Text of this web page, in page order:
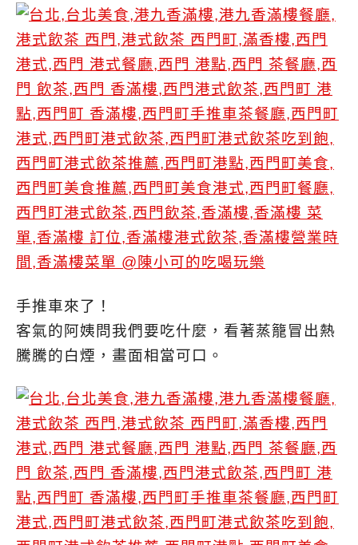
手推車來了！
客氣的阿姨問我們要吃什麼，看著蒸籠冒出熱
騰騰的白煙，畫面相當可口。